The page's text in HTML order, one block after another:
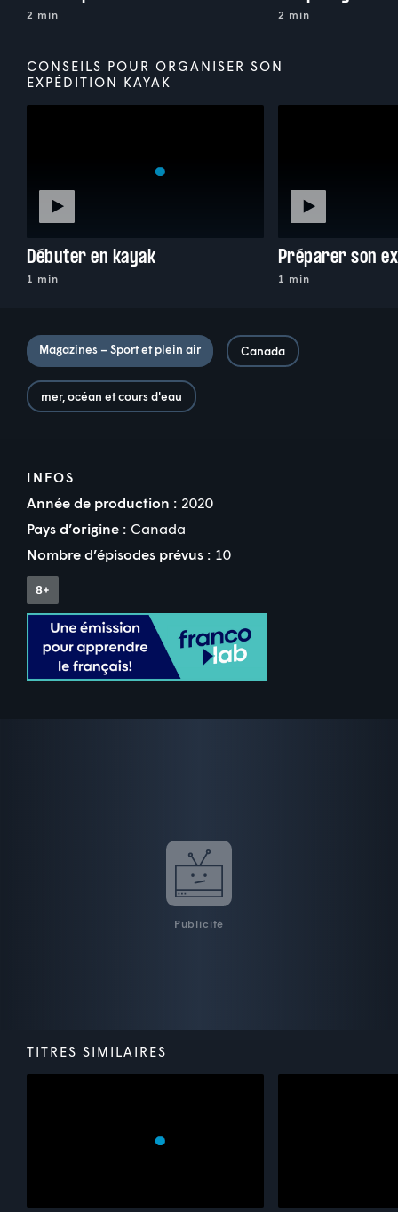
2 min 2 min
CONSEILS POUR ORGANISER SON
EXPÉDITION KAYAK
Débuter en kayak
1 min 1 min
Magazines – Sport et plein air Canada
mer, océan et cours d'eau
INFOS
Année de production : 2020
Pays d’origine : Canada
Nombre d’épisodes prévus : 10
Publicité
TITRES SIMILAIRES